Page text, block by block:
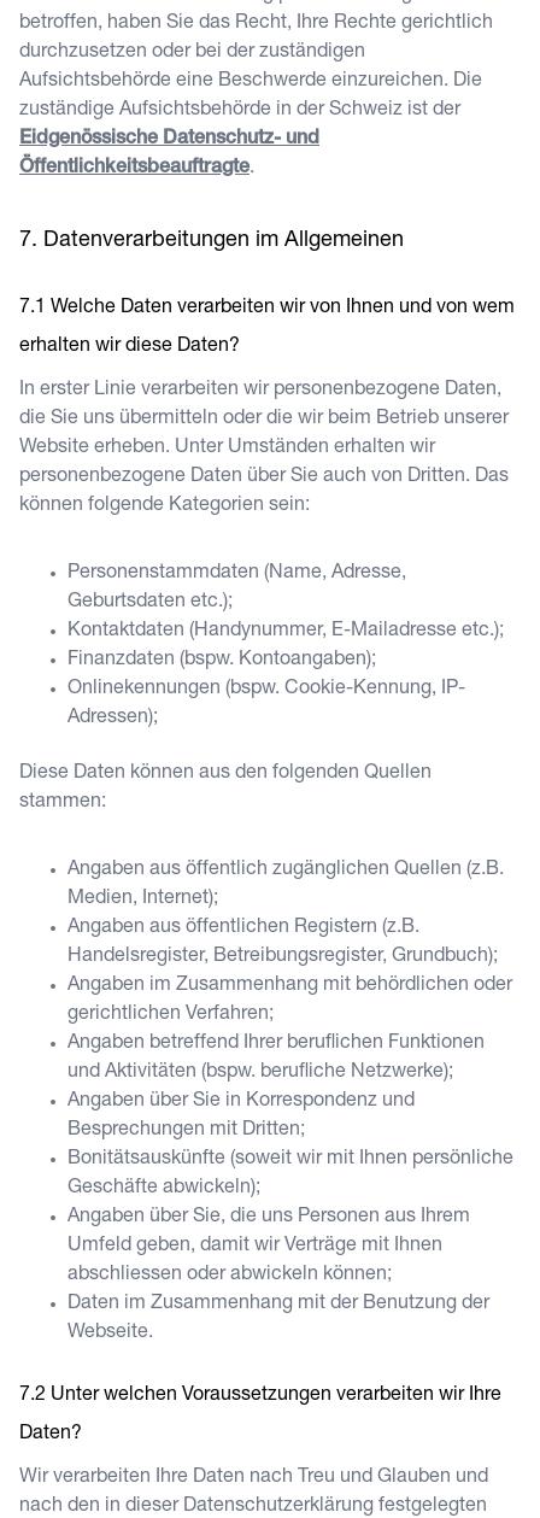
betroffen, haben Sie das Recht, Ihre Rechte gerichtlich
durchzusetzen oder bei der zuständigen
Aufsichtsbehörde eine Beschwerde einzureichen. Die
zuständige Aufsichtsbehörde in der Schweiz ist der
Eidgenössische Datenschutz- und
Öffentlichkeitsbeauftragte.
Datenverarbeitungen im Allgemeinen
Welche Daten verarbeiten wir von Ihnen und von wem
erhalten wir diese Daten?
In erster Linie verarbeiten wir personenbezogene Daten,
die Sie uns übermitteln oder die wir beim Betrieb unserer
Website erheben. Unter Umständen erhalten wir
personenbezogene Daten über Sie auch von Dritten. Das
können folgende Kategorien sein:
Personenstammdaten (Name, Adresse,
Geburtsdaten etc.);
Kontaktdaten (Handynummer, E-Mailadresse etc.);
Finanzdaten (bspw. Kontoangaben);
Onlinekennungen (bspw. Cookie-Kennung, IP-
Adressen);
Diese Daten können aus den folgenden Quellen
stammen:
Angaben aus öffentlich zugänglichen Quellen (z.B.
Medien, Internet);
Angaben aus öffentlichen Registern (z.B.
Handelsregister, Betreibungsregister, Grundbuch);
Angaben im Zusammenhang mit behördlichen oder
gerichtlichen Verfahren;
Angaben betreffend Ihrer beruflichen Funktionen
und Aktivitäten (bspw. berufliche Netzwerke);
Angaben über Sie in Korrespondenz und
Besprechungen mit Dritten;
Bonitätsauskünfte (soweit wir mit Ihnen persönliche
Geschäfte abwickeln);
Angaben über Sie, die uns Personen aus Ihrem
Umfeld geben, damit wir Verträge mit Ihnen
abschliessen oder abwickeln können;
Daten im Zusammenhang mit der Benutzung der
Webseite.
Unter welchen Voraussetzungen verarbeiten wir Ihre
Daten?
Wir verarbeiten Ihre Daten nach Treu und Glauben und
nach den in dieser Datenschutzerklärung festgelegten